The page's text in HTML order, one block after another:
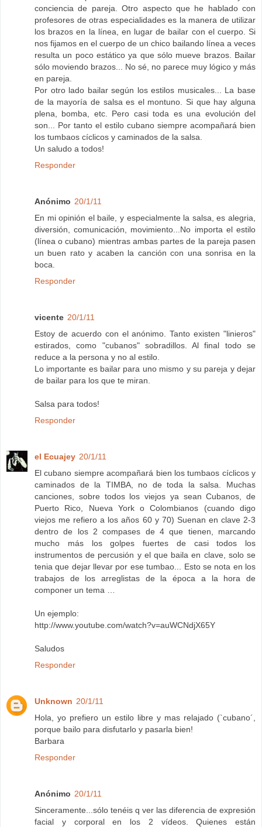
conciencia de pareja. Otro aspecto que he hablado con
profesores de otras especialidades es la manera de utilizar
los brazos en la línea, en lugar de bailar con el cuerpo. Si
nos fijamos en el cuerpo de un chico bailando línea a veces
resulta un poco estático ya que sólo mueve brazos. Bailar
sólo moviendo brazos... No sé, no parece muy lógico y más
en pareja.
Por otro lado bailar según los estilos musicales... La base
de la mayoría de salsa es el montuno. Si que hay alguna
plena, bomba, etc. Pero casi toda es una evolución del
son... Por tanto el estilo cubano siempre acompañará bien
los tumbaos cíclicos y caminados de la salsa.
Un saludo a todos!
Responder
Anónimo 20/1/11
En mi opinión el baile, y especialmente la salsa, es alegria,
diversión, comunicación, movimiento...No importa el estilo
(línea o cubano) mientras ambas partes de la pareja pasen
un buen rato y acaben la canción con una sonrisa en la
boca.
Responder
vicente 20/1/11
Estoy de acuerdo con el anónimo. Tanto existen "linieros"
estirados, como "cubanos" sobradillos. Al final todo se
reduce a la persona y no al estilo.
Lo importante es bailar para uno mismo y su pareja y dejar
de bailar para los que te miran.
Salsa para todos!
Responder
el Ecuajey 20/1/11
El cubano siempre acompañará bien los tumbaos cíclicos y
caminados de la TIMBA, no de toda la salsa. Muchas
canciones, sobre todos los viejos ya sean Cubanos, de
Puerto Rico, Nueva York o Colombianos (cuando digo
viejos me refiero a los años 60 y 70) Suenan en clave 2-3
dentro de los 2 compases de 4 que tienen, marcando
mucho más los golpes fuertes de casi todos los
instrumentos de percusión y el que baila en clave, solo se
tenia que dejar llevar por ese tumbao... Esto se nota en los
trabajos de los arreglistas de la época a la hora de
componer un tema …
Un ejemplo:
http://www.youtube.com/watch?v=auWCNdjX65Y
Saludos
Responder
Unknown 20/1/11
Hola, yo prefiero un estilo libre y mas relajado (`cubano´,
porque bailo para disfutarlo y pasarla bien!
Barbara
Responder
Anónimo 20/1/11
Sinceramente...sólo tenéis q ver las diferencia de expresión
facial y corporal en los 2 vídeos. Quienes están